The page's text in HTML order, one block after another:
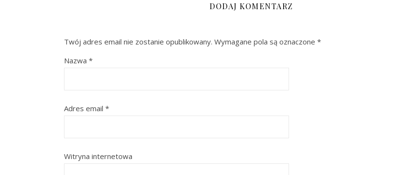
DODAJ KOMENTARZ
Twój adres email nie zostanie opublikowany. Wymagane pola są oznaczone *
Nazwa *
Adres email *
Witryna internetowa